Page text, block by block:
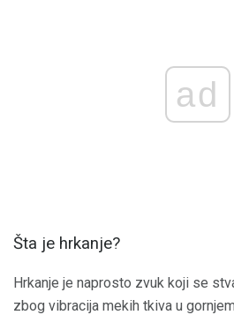
ad
Šta je hrkanje?
Hrkanje je naprosto zvuk koji se
zbog vibracija mekih tkiva u